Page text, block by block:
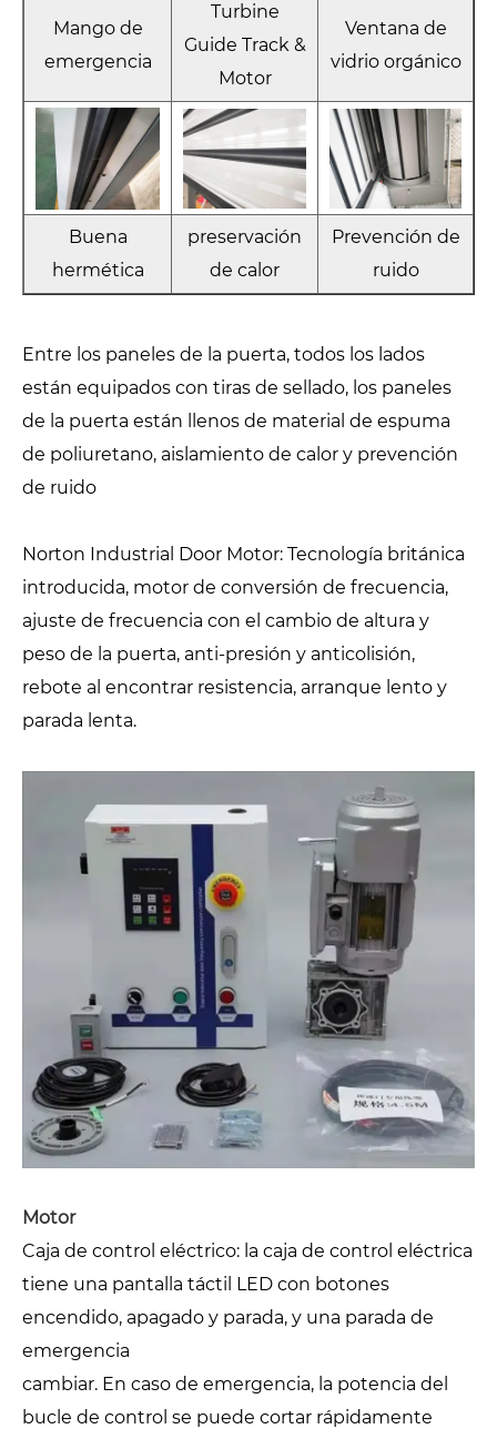
Mango de
emergencia
Turbine
Guide Track &
Motor
Ventana de
vidrio orgánico
Buena
hermética
preservación
de calor
Prevención de
ruido
Entre los paneles de la puerta, todos los lados
están equipados con tiras de sellado, los paneles
de la puerta están llenos de material de espuma
de poliuretano, aislamiento de calor y prevención
de ruido
Norton Industrial Door Motor: Tecnología británica
introducida, motor de conversión de frecuencia,
ajuste de frecuencia con el cambio de altura y
peso de la puerta, anti-presión y anticolisión,
rebote al encontrar resistencia, arranque lento y
parada lenta.
Motor
Caja de control eléctrico: la caja de control eléctrica
tiene una pantalla táctil LED con botones
encendido, apagado y parada, y una parada de
emergencia
cambiar. En caso de emergencia, la potencia del
bucle de control se puede cortar rápidamente